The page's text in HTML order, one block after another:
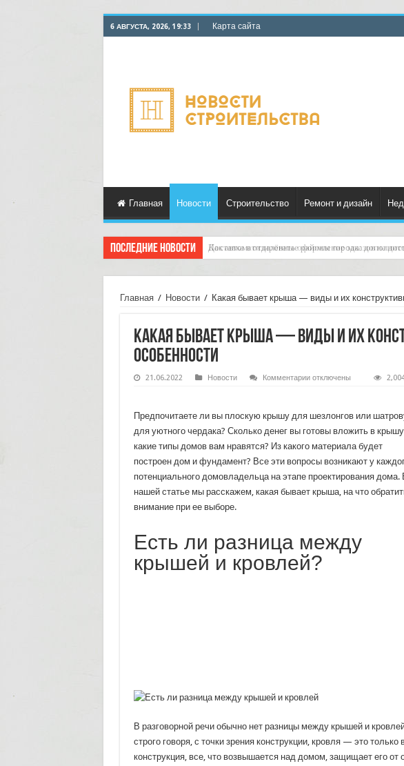
6 АВГУСТА, 2026, 19:33 Карта сайта
Главная Новости Строительство Ремонт и дизайн
Последние новости Как автоматизировать оформление заказов на
Главная / Новости / Какая бывает крыша — виды и их
Какая бывает крыша — виды и их
особенности
21.06.2022 Новости Комментариик
крыша
—
виды
их
конструктивные
особенности
отключены
Предпочитаете ли вы плоскую крышу для шезлонгов или
для уютного чердака? Сколько денег вы готовы вложить в
какие типы домов вам нравятся? Из какого материала будет
построен дом и фундамент? Все эти вопросы возникают у
потенциального домовладельца на этапе проектирования дома.
нашей статье мы расскажем, какая бывает крыша, на что
внимание при ее выборе.
Есть ли разница между
крышей и кровлей?
В разговорной речи обычно нет разницы между крышей и
строго говоря, с точки зрения конструкции, кровля — это
конструкция, все, что возвышается над домом, защищает его